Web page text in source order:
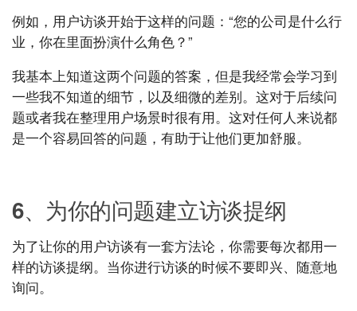
例如，用户访谈开始于这样的问题：“您的公司是什么行
业，你在里面扮演什么角色？”
我基本上知道这两个问题的答案，但是我经常会学习到
一些我不知道的细节，以及细微的差别。这对于后续问
题或者我在整理用户场景时很有用。这对任何人来说都
是一个容易回答的问题，有助于让他们更加舒服。
6、为你的问题建立访谈提纲
为了让你的用户访谈有一套方法论，你需要每次都用一
样的访谈提纲。当你进行访谈的时候不要即兴、随意地
询问。